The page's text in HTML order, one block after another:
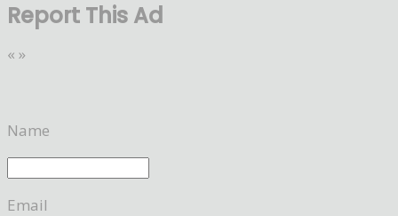
Report This Ad
« »
Name
Email